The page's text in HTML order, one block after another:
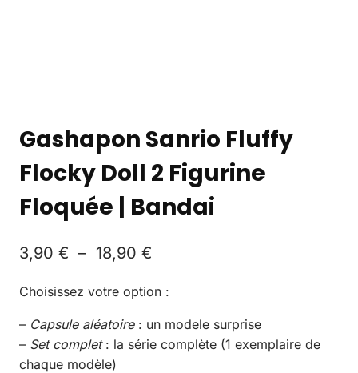
Gashapon Sanrio Fluffy
Flocky Doll 2 Figurine
Floquée | Bandai
3,90 € – 18,90 €
Choisissez votre option :
– Capsule aléatoire: un modele surprise
– Set complet: la série complète (1 exemplaire de
chaque modèle)